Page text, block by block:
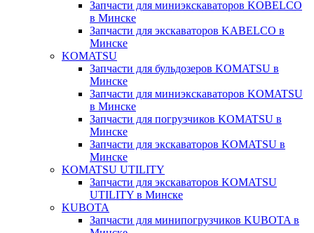
Запчасти для миниэкскаваторов KOBELCO
в Минске
Запчасти для экскаваторов KABELCO в
Минске
KOMATSU
Запчасти для бульдозеров KOMATSU в
Минске
Запчасти для миниэкскаваторов KOMATSU
в Минске
Запчасти для погрузчиков KOMATSU в
Минске
Запчасти для экскаваторов KOMATSU в
Минске
KOMATSU UTILITY
Запчасти для экскаваторов KOMATSU
UTILITY в Минске
KUBOTA
Запчасти для минипогрузчиков KUBOTA в